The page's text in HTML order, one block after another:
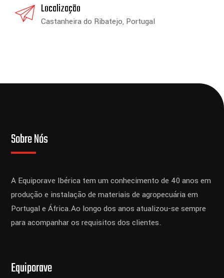
Localização
Castanheira do Ribatejo, Portugal
Sobre Nós
A Equiporave Ibérica tem um conhecimento de 40 anos em
produção e instalação de materiais de agropecuária em
Portugal e África.Ao longo dos anos atualizou-se sempre
para acompanhar os requisitos dos clientes.
Equiporave